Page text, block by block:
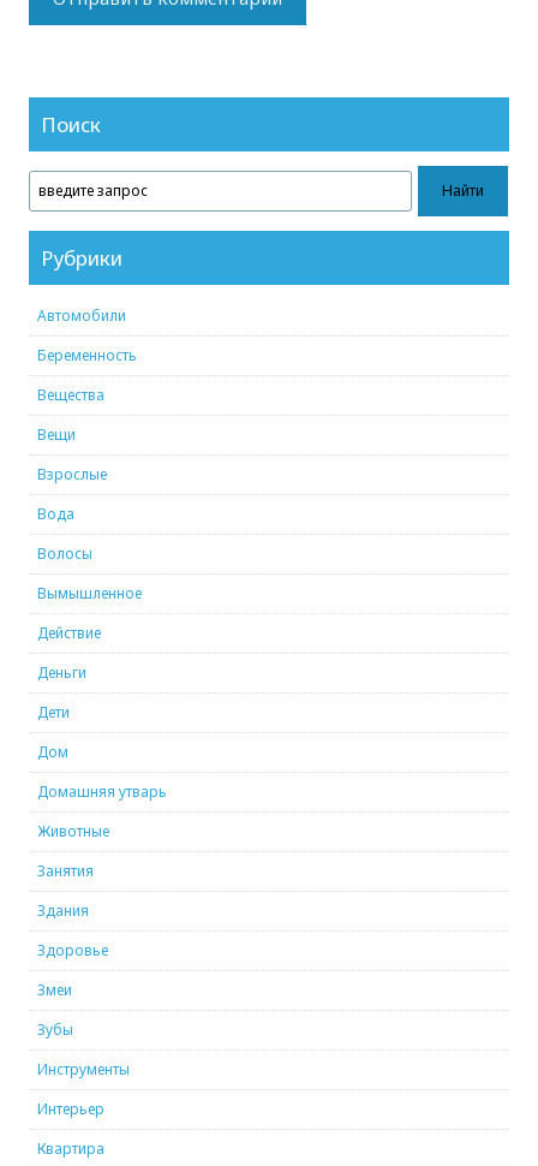
Поиск
Рубрики
Автомобили
Беременность
Вещества
Вещи
Взрослые
Вода
Волосы
Вымышленное
Действие
Деньги
Дети
Дом
Домашняя утварь
Животные
Занятия
Здания
Здоровье
Змеи
Зубы
Инструменты
Интерьер
Квартира